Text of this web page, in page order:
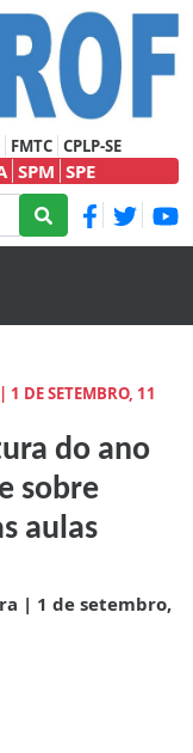
FMTC CPLP-SE
SPM SPE
DE SETEMBRO, 11
do ano
sobre
aulas
| 1 de setembro,